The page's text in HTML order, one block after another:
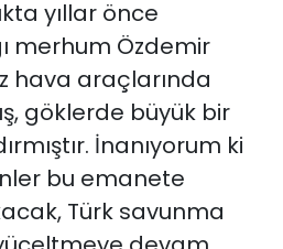
yıllar önce
merhum Özdemir
hava araçlarında
göklerde büyük bir
İnanıyorum ki
bu emanete
Türk savunma